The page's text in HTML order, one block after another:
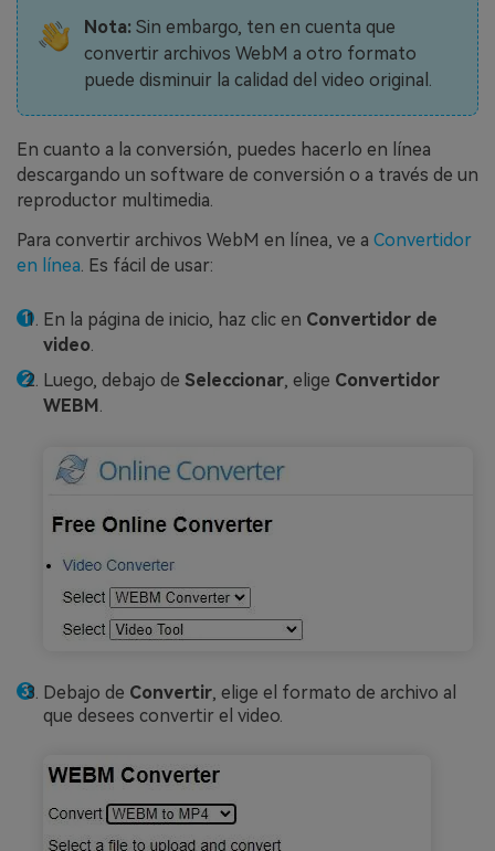
Nota:Sin embargo, ten en cuenta que
convertir archivos WebM a otro formato
puede disminuir la calidad del video original.
En cuanto a la conversión, puedes hacerlo en línea
descargando un software de conversión o a través de un
reproductor multimedia.
Para convertir archivos WebM en línea, ve a Convertidor
en línea. Es fácil de usar:
En la página de inicio, haz clic en Convertidor de
video
Luego, debajo de Seleccionar, elige Convertidor
WEBM .
Debajo de Convertir, elige el formato de archivo al
que desees convertir el video.